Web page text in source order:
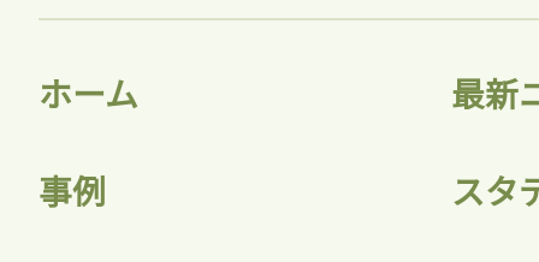
ホーム 最新
事例 スタ